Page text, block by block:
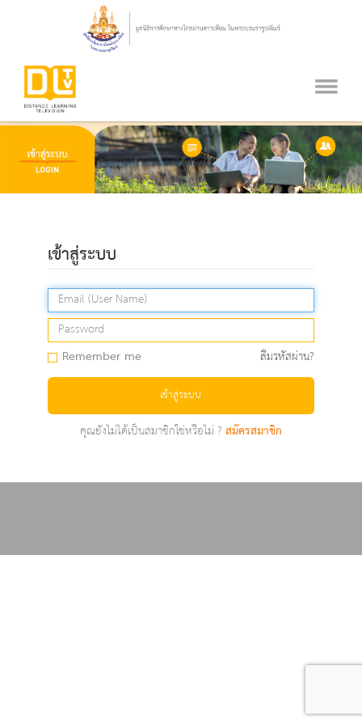
เข้าสู่ระบบ
Remember me ลืมรหัสผ่าน?
เข้าสู่ระบบ
คุณยังไม่ได้เป็นสมาชิกใช่หรือไม่ ?สมัครสมาชิก